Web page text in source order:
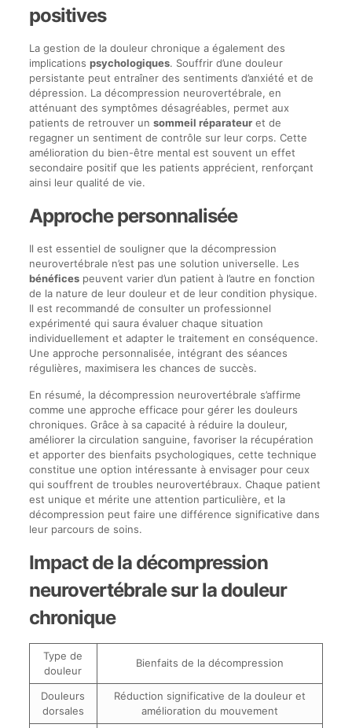
positives
La gestion de la douleur chronique a également des
implications psychologiques. Souffrir d’une douleur
persistante peut entraîner des sentiments d’anxiété et de
dépression. La décompression neurovertébrale, en
atténuant des symptômes désagréables, permet aux
patients de retrouver un sommeil réparateuret de
regagner un sentiment de contrôle sur leur corps. Cette
amélioration du bien-être mental est souvent un effet
secondaire positif que les patients apprécient, renforçant
ainsi leur qualité de vie.
Approche personnalisée
Il est essentiel de souligner que la décompression
neurovertébrale n’est pas une solution universelle. Les
bénéficespeuvent varier d’un patient à l’autre en fonction
de la nature de leur douleur et de leur condition physique.
Il est recommandé de consulter un professionnel
expérimenté qui saura évaluer chaque situation
individuellement et adapter le traitement en conséquence.
Une approche personnalisée, intégrant des séances
régulières, maximisera les chances de succès.
En résumé, la décompression neurovertébrale s’affirme
comme une approche efficace pour gérer les douleurs
chroniques. Grâce à sa capacité à réduire la douleur,
améliorer la circulation sanguine, favoriser la récupération
et apporter des bienfaits psychologiques, cette technique
constitue une option intéressante à envisager pour ceux
qui souffrent de troubles neurovertébraux. Chaque patient
est unique et mérite une attention particulière, et la
décompression peut faire une différence significative dans
leur parcours de soins.
Impact de la décompression
neurovertébrale sur la douleur
chronique
Type de
douleur
Bienfaits de la décompression
Douleurs
dorsales
Réduction significative de la douleur et
amélioration du mouvement